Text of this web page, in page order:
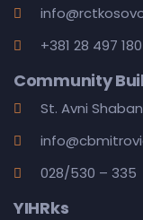
+381 28 497 180
Community
St. Avni
028/530 – 335
YIHRks